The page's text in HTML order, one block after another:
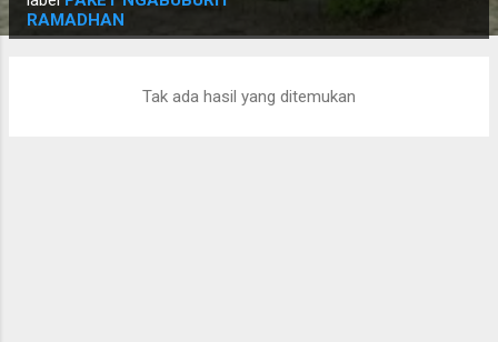
s RAMADHAN
Tak ada hasil yang ditemukan